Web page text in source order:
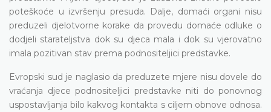
poteškoće u izvršenju presuda. Dalje, domaći organi nisu
preduzeli djelotvorne korake da provedu domaće odluke o
dodjeli starateljstva dok su djeca mala i dok su vjerovatno
imala pozitivan stav prema podnositeljici predstavke.
Evropski sud je naglasio da preduzete mjere nisu dovele do
vraćanja djece podnositeljici predstavke niti do ponovnog
uspostavljanja bilo kakvog kontakta s ciljem obnove odnosa.